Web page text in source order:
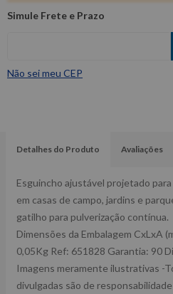
Não sei meu CEP
Detalhes do Produto Avaliações
Esguincho ajustável projetado
em casas de campo, jardins e
gatilho para pulverização contínua.
Dimensões da Embalagem CxLxA
0,05Kg Ref: 651828 Garantia: 90
Imagens meramente ilustrativas -
divulgadas são de